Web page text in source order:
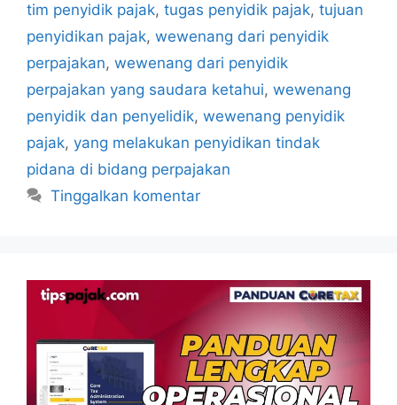
tim penyidik pajak, tugas penyidik pajak, tujuan
penyidikan pajak, wewenang dari penyidik
perpajakan, wewenang dari penyidik
perpajakan yang saudara ketahui, wewenang
penyidik dan penyelidik, wewenang penyidik
pajak, yang melakukan penyidikan tindak
pidana di bidang perpajakan
Tinggalkan komentar